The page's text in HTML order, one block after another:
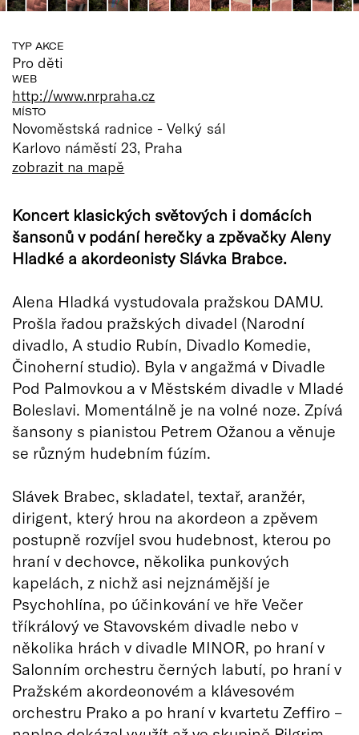
TYP AKCE
Pro děti
WEB
http://www.nrpraha.cz
MÍSTO
Novoměstská radnice - Velký sál
Karlovo náměstí 23, Praha
zobrazit na mapě
Koncert klasických světových i domácích
šansonů v podání herečky a zpěvačky Aleny
Hladké a akordeonisty Slávka Brabce.
Alena Hladká vystudovala pražskou DAMU.
Prošla řadou pražských divadel (Narodní
divadlo, A studio Rubín, Divadlo Komedie,
Činoherní studio). Byla v angažmá v Divadle
Pod Palmovkou a v Městském divadle v Mladé
Boleslavi. Momentálně je na volné noze. Zpívá
šansony s pianistou Petrem Ožanou a věnuje
se různým hudebním fúzím.
Slávek Brabec, skladatel, textař, aranžér,
dirigent, který hrou na akordeon a zpěvem
postupně rozvíjel svou hudebnost, kterou po
hraní v dechovce, několika punkových
kapelách, z nichž asi nejznámější je
Psychohlína, po účinkování ve hře Večer
tříkrálový ve Stavovském divadle nebo v
několika hrách v divadle MINOR, po hraní v
Salonním orchestru černých labutí, po hraní v
Pražském akordeonovém a klávesovém
orchestru Prako a po hraní v kvartetu Zeffiro –